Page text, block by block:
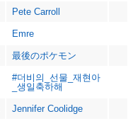
Pete Carroll
Emre
最後のポケモン
#더비의_선물_재현아
_생일축하해
Jennifer Coolidge